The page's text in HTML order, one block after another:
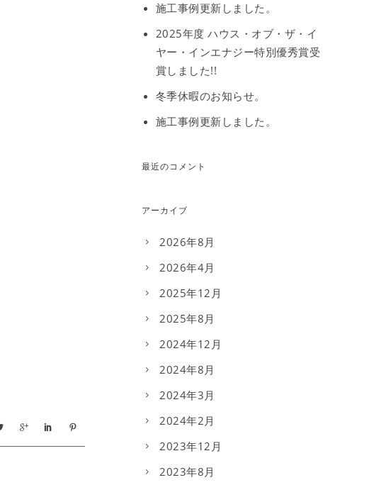
施工事例更新しました。
2025年度 ハウス・オブ・ザ・イ
ヤー・インエナジー特別優秀賞受
賞しました!!
冬季休暇のお知らせ。
施工事例更新しました。
最近のコメント
アーカイブ
2026年8月
2026年4月
2025年12月
2025年8月
2024年12月
2024年8月
2024年3月
2024年2月
2023年12月
2023年8月